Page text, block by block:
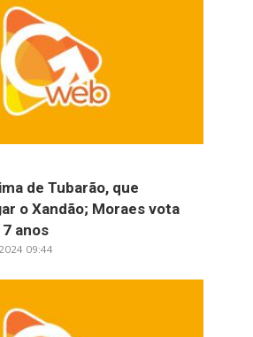
de Tubarão, que
o Xandão; Moraes vota
anos
09:44